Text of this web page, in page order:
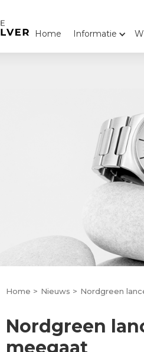
Home Informatie
Home > Nieuws > Nordgreen
Nordgreen
meegaat